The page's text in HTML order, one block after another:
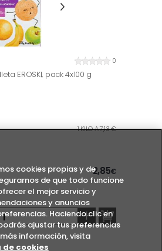
0
EROSKI, pack 4x100 g
1 KILO A 7,13 €
2,85€
+
cookies propias y de
de que todo funcione
el mejor servicio y
y anuncios
Haciendo clic en
ajustar tus preferencias
información, visita
cookies